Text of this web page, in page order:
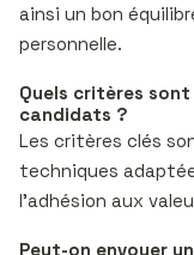
ainsi un bon
personnelle.
Quels critères
candidats ?
Les critères clés
techniques
l’adhésion aux
Peut-on envoyer